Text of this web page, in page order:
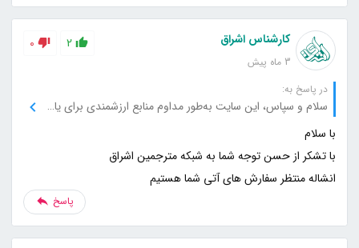
کارشناس اشراق
3 ماه پیش
2
0
در پاسخ به:
سلام و سپاس، این سایت به‌طور مداوم منابع ارزشمندی برای یادگیری و تحقیق فراهم می‌کند، برای این حمایت‌ها بسیار ممنونم.
انشاله منتظر سفارش های آتی شما هستیم
پاسخ